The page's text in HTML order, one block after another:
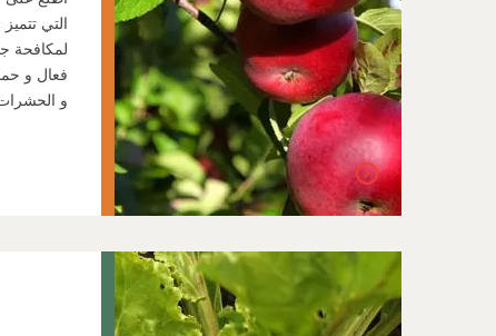
التي تتميز
لمكافحة
فعال و
و الحشرات